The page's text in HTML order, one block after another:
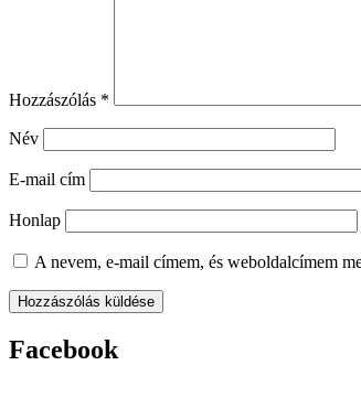
Hozzászólás *
Név
E-mail cím
Honlap
A nevem, e-mail címem, és weboldalcímem
Facebook